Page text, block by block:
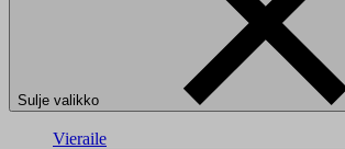
Sulje valikko
Vieraile